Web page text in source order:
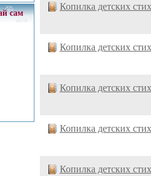
сам
Копилка детских
Копилка детских
Копилка детских
Копилка детских
Копилка детских